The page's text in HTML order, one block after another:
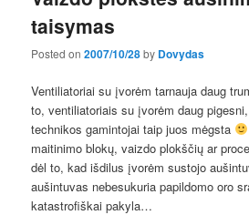
taisymas
Posted on2007/10/28by Dovydas
Ventiliatoriai su įvorėm tarnauja daug
to, ventiliatoriais su įvorėm daug
technikos gamintojai taip juos mėgsta
maitinimo blokų, vaizdo plokščių ar
dėl to, kad išdilus įvorėm sustojo
aušintuvas nebesukuria papildomo oro
katastrofiškai pakyla…